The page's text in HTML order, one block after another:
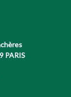
PARIS